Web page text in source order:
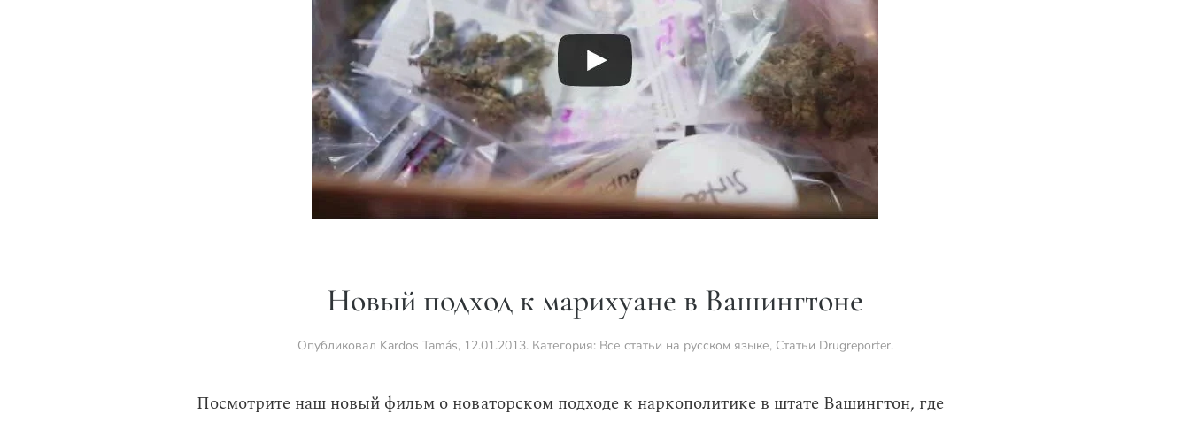
Новый подход к марихуане в Вашингтоне
Опубликовал Kardos Tamás, 12.01.2013. Категория: Все статьи на русском языке, Статьи Drugreporter.
Посмотрите наш новый фильм о новаторском подходе к наркополитике в штате Вашингтон, где